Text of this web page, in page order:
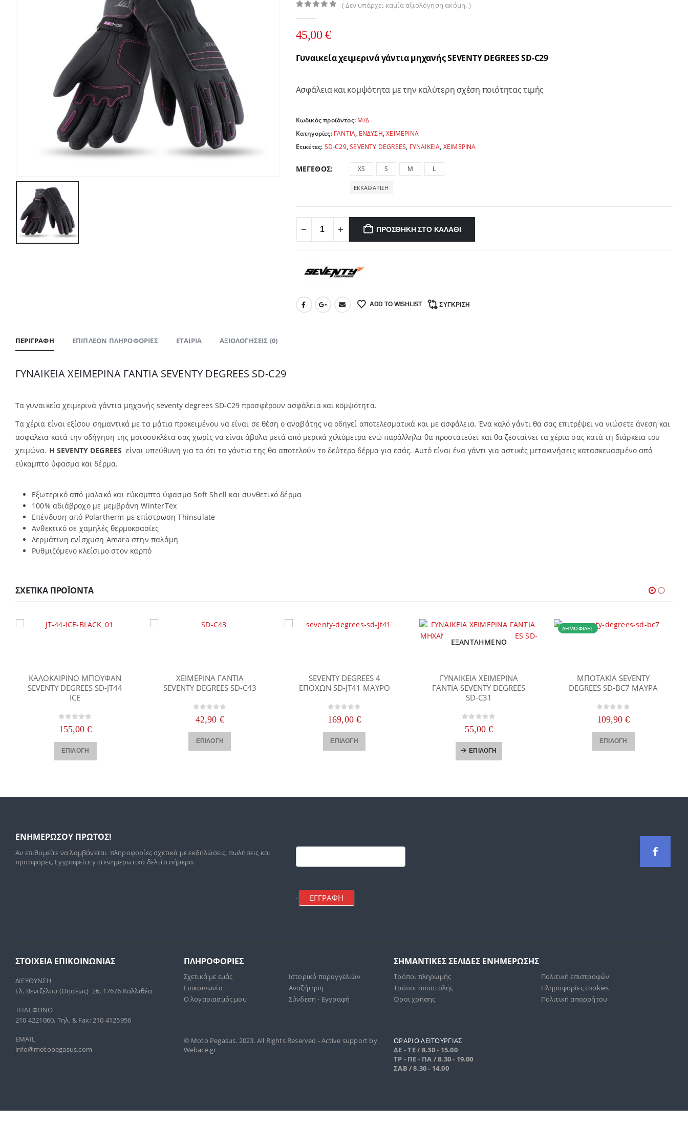
( Δεν υπάρχει καμία αξιολόγηση ακόμη. )
45,00 €
Γυναικεία χειμερινά γάντια μηχανής SEVENTY DEGREES SD-C29
Ασφάλεια και κομψότητα με την καλύτερη σχέση ποιότητας τιμής
Κωδικός προϊόντος: Μ/Δ
Κατηγορίες: ΓΑΝΤΙΑ, ΕΝΔΥΣΗ,ΧΕΙΜΕΡΙΝΑ
Ετικέτες: SD-C29,SEVENTY DEGREES, ΓΥΝΑΙΚΕΙΑ, ΧΕΙΜΕΡΙΝΑ
ΜΈΓΕΘΟΣ XS S M L
ΕΚΚΑΘΆΡΙΣΗ
ΠΡΟΣΘΉΚΗ ΣΤΟ ΚΑΛΆΘΙ
ADD TO WISHLIST ΣΎΓΚΡΙΣΗ
ΠΕΡΙΓΡΑΦΉ ΕΠΙΠΛΈΟΝ ΠΛΗΡΟΦΟΡΊΕΣ ΕΤΑΙΡΊΑ ΑΞΙΟΛΟΓΉΣΕΙΣ (0)
ΓΥΝΑΙΚΕΙΑ ΧΕΙΜΕΡΙΝΑ ΓΑΝΤΙΑ SEVENTY DEGREES SD-C29
Τα γυναικεία χειμερινά γάντια μηχανής seventy degrees SD-C29 προσφέρουν ασφάλεια και κομψότητα.
Τα χέρια είναι εξίσου σημαντικά με τα μάτια προκειμένου να είναι σε θέση ο αναβάτης να οδηγεί αποτελεσματικά και με ασφάλεια. Ένα καλό γάντι θα σας επιτρέψει να νιώσετε άνεση και
ασφάλεια κατά την οδήγηση της μοτοσυκλέτα σας χωρίς να είναι άβολα μετά από μερικά χιλιόμετρα ενώ παράλληλα θα προστατεύει και θα ζεσταίνει τα χέρια σας κατά τη διάρκεια του
χειμώνα. Η SEVENTY DEGREES είναι υπεύθυνη για το ότι τα γάντια της θα αποτελούν το δεύτερο δέρμα για εσάς. Αυτό είναι ένα γάντι για αστικές μετακινήσεις κατασκευασμένο από
εύκαμπτο ύφασμα και δέρμα.
Εξωτερικό από μαλακό και εύκαμπτο ύφασμα Soft Shell και συνθετικό δέρμα
100% αδιάβροχο με μεμβράνη WinterTex
Επένδυση από Polartherm με επίστρωση Thinsulate
Ανθεκτικό σε χαμηλές θερμοκρασίες
Δερμάτινη ενίσχυση Amara στην παλάμη
Ρυθμιζόμενο κλείσιμο στον καρπό
ΣΧΕΤΙΚΆ ΠΡΟΪΌΝΤΑ
ΚΑΛΟΚΑΙΡΙΝΟ ΜΠΟΥΦΑΝ
SEVENTY DEGREES SD-JT44
ICE
155,00€
ΕΠΙΛΟΓΉ
Αυτό το προϊόν έχει πολλαπλές παραλλαγές. Οι επιλογές μπορούν να επιλεγούν στη σελίδα του προϊόντος
ΧΕΙΜΕΡΙΝΑ ΓΑΝΤΙΑ
SEVENTY DEGREES SD-C43
42,90 €
ΕΠΙΛΟΓΉ
Αυτό το προϊόν έχει πολλαπλές παραλλαγές. Οι επιλογές μπορούν να επιλεγούν στη σελίδα του προϊόντος
SEVENTY DEGREES 4
ΕΠΟΧΩΝ SD-JT41 ΜΑΥΡΟ
169,00 €
ΕΠΙΛΟΓΉ
Αυτό το προϊόν έχει πολλαπλές παραλλαγές. Οι επιλογές μπορούν να επιλεγούν στη σελίδα του προϊόντος
ΕΞΑΝΤΛΗΜΈΝΟ
ΓΥΝΑΙΚΕΙΑ ΧΕΙΜΕΡΙΝΑ
ΓΑΝΤΙΑ SEVENTY DEGREES
SD-C31
55,00€
ΕΠΙΛΟΓΉ
Αυτό το προϊόν έχει πολλαπλές παραλλαγές. Οι επιλογές μπορούν να επιλεγούν στη σελίδα του προϊόντος
ΔΗΜΟΦΙΛΈΣ
ΜΠΟΤΑΚΙΑ SEVENTY
DEGREES SD-BC7 ΜΑΥΡΑ
109,90€
ΕΠΙΛΟΓΉ
Αυτό το προϊόν έχει πολλαπλές παραλλαγές. Οι επιλογές μπορούν να επιλεγούν στη σελίδα του προϊόντος
ΕΝΗΜΕΡΩΣΟΥ ΠΡΩΤΟΣ!
Αν επιθυμείτε να λαμβάνεται πληροφορίες σχετικά με εκδηλώσεις, πωλήσεις και
προσφορές. Εγγραφείτε για ενημερωτικό δελτίο σήμερα.
mailchimp
. ΕΓΓΡΑΦΗ
ΣΤΟΙΧΕΊΑ ΕΠΙΚΟΙΝΩΝΊΑΣ
ΔΙΕΥΘΥΝΣΗ
Ελ. Βενιζέλου (Θησέως) 26, 17676 Καλλιθέα
ΤΗΛΕΦΩΝΟ
210 4221060, Τηλ. & Fax: 210 4125956
EMAIL
info@motopegasus.com
ΠΛΗΡΟΦΟΡΙΕΣ
Σχετικά με εμάς
Επικοινωνία
Ο λογαριασμός μου
Ιστορικό παραγγελιών
Αναζήτηση
Σύνδεση - Εγγραφή
ΣΗΜΑΝΤΙΚΕΣ ΣΕΛΙΔΕΣ ΕΝΗΜΕΡΩΣΗΣ
Τρόποι πληρωμής
Τρόποι αποστολής
Όροι χρήσης
Πολιτική επιστροφών
Πληροφορίες cookies
Πολιτική απορρήτου
© Moto Pegasus. 2023. All Rights Reserved - Active support by
Webace.gr
ΩΡΑΡΙΟ ΛΕΙΤΟΥΡΓΙΑΣ
ΔΕ - ΤΕ / 8.30 - 15.00
ΤΡ - ΠΕ - ΠΑ / 8.30 - 19.00
ΣΑΒ / 8.30 - 14.00